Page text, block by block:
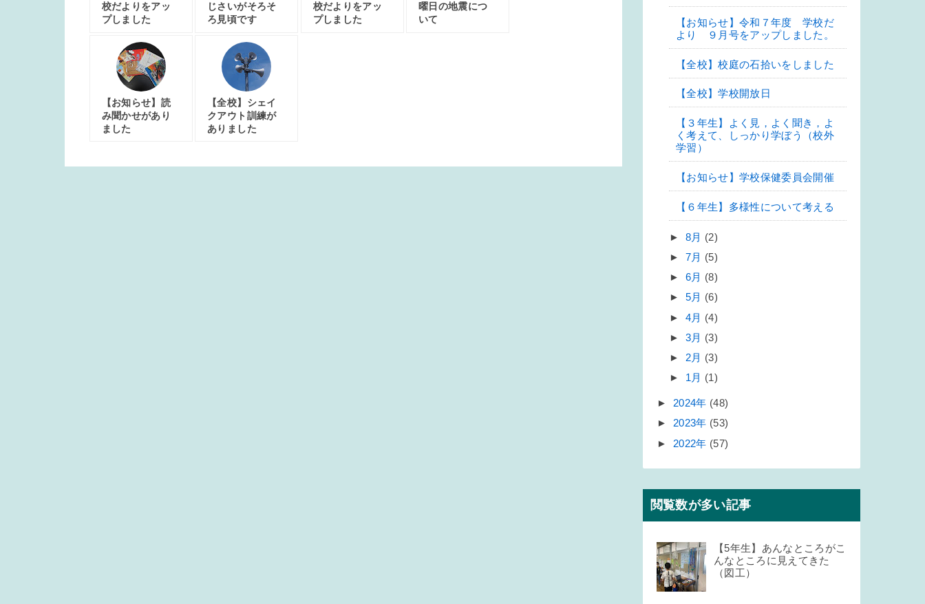
校だよりをアッ
プしました
じさいがそろそ
ろ見頃です
校だよりをアッ
プしました
曜日の地震につ
いて
【お知らせ】読
み聞かせがあり
ました
【全校】シェイ
クアウト訓練が
ありました
【お知らせ】令和７年度 学校だ
より ９月号をアップしました。
【全校】校庭の石拾いをしました
【全校】学校開放日
【３年生】よく見，よく聞き，よ
く考えて、しっかり学ぼう（校外
学習）
【お知らせ】学校保健委員会開催
【６年生】多様性について考える
► 8月 (2)
► 7月 (5)
► 6月 (8)
► 5月 (6)
► 4月 (4)
► 3月 (3)
► 2月 (3)
► 1月 (1)
► 2024年 (48)
► 2023年 (53)
► 2022年 (57)
閲覧数が多い記事
【5年生】あんなところがこ
んなところに見えてきた
（図工）